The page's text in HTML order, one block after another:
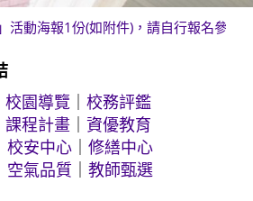
動海報1份(如附件)，請自行報名參加
｜校園導覽 ｜校務評鑑
｜課程計畫 ｜資優教育
｜校安中心 ｜修繕中心
空氣品質 ｜教師甄選